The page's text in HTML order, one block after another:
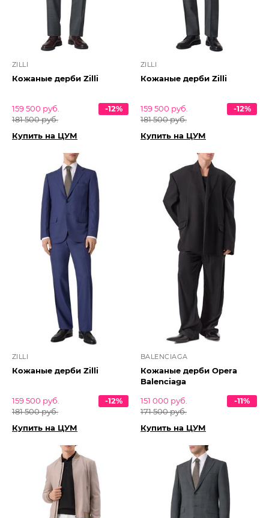
ZILLI
Кожаные дерби Zilli
159 500 руб.
181 500 руб.
-12%
Купить на ЦУМ
ZILLI
Кожаные дерби Zilli
159 500 руб.
181 500 руб.
-12%
Купить на ЦУМ
ZILLI
Кожаные дерби Zilli
159 500 руб.
181 500 руб.
-12%
Купить на ЦУМ
BALENCIAGA
Кожаные дерби Opera
Balenciaga
151 000 руб.
171 500 руб.
-11%
Купить на ЦУМ